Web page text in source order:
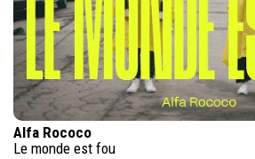
Alfa Rococo
Le monde est fou